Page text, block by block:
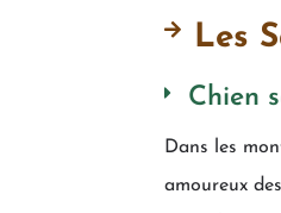
Les
Chien
Dans les
amoureux